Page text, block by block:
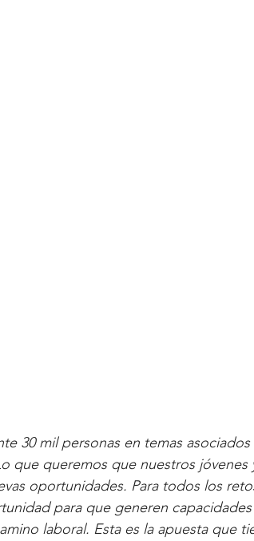
30 mil personas en temas
que queremos que nuestros jóvenes
oportunidades. Para todos los
para que generen
laboral. Esta es la apuesta que